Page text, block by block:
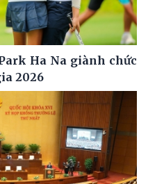
Ha Na giành chức
2026